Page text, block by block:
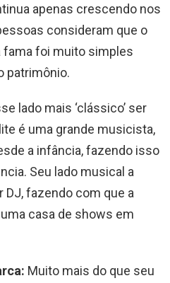
apenas crescendo nos
consideram que o
fama foi muito simples
patrimônio.
lado mais ‘clássico’ ser
é uma grande musicista,
a infância, fazendo isso
Seu lado musical a
DJ, fazendo com que a
casa de shows em
Muito mais do que seu